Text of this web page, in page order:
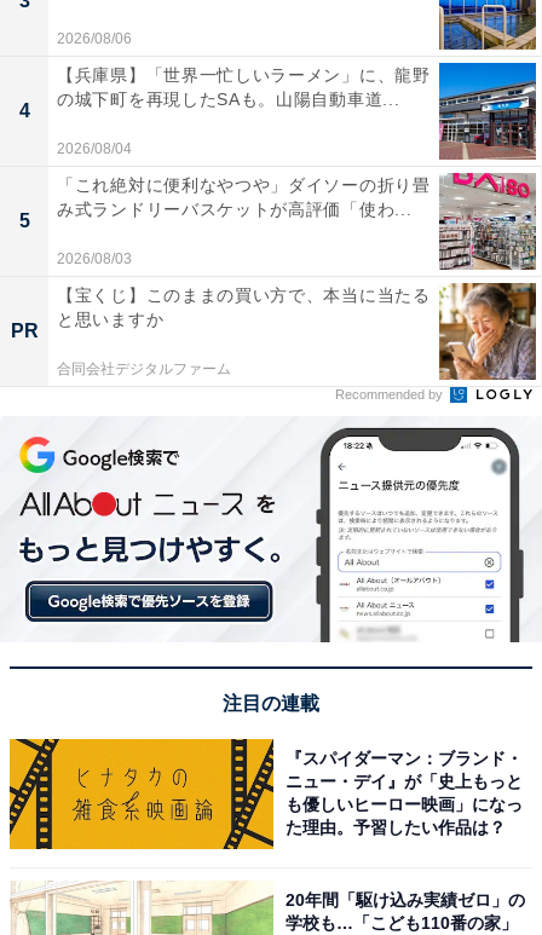
2026/08/06
4
【兵庫県】「世界一忙しいラーメン」に、龍野
の城下町を再現したSAも。山陽自動車道...
2026/08/04
5
「これ絶対に便利なやつや」ダイソーの折り畳
み式ランドリーバスケットが高評価「使わ...
2026/08/03
PR
【宝くじ】このままの買い方で、本当に当たる
と思いますか
合同会社デジタルファーム
Recommended by
注目の連載
『スパイダーマン：ブランド・
ニュー・デイ』が「史上もっと
も優しいヒーロー映画」になっ
た理由。予習したい作品は？
20年間「駆け込み実績ゼロ」の
学校も…「こども110番の家」